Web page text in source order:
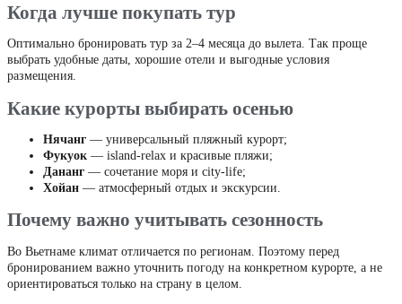
Когда лучше покупать тур
Оптимально бронировать тур за 2–4 месяца до вылета. Так проще
выбрать удобные даты, хорошие отели и выгодные условия
размещения.
Какие курорты выбирать осенью
Нячанг — универсальный пляжный курорт;
Фукуок — island-relax и красивые пляжи;
Дананг — сочетание моря и city-life;
Хойан — атмосферный отдых и экскурсии.
Почему важно учитывать сезонность
Во Вьетнаме климат отличается по регионам. Поэтому перед
бронированием важно уточнить погоду на конкретном курорте, а не
ориентироваться только на страну в целом.